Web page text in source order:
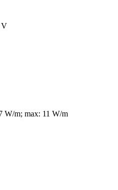
V
W/m; max: 11 W/m